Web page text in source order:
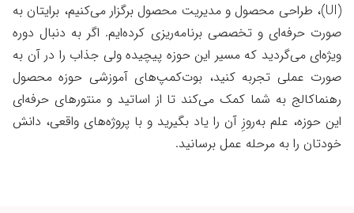
(UI)، طراحی محصول و مدیریت محصول برگزار می‌‌کنیم، برایتان به
صورت حرفه‌ای و تخصصی برنامه‌ریزی کرده‌ایم. اگر به دنبال دوره
ویژه‌ای می‌گردید که مسیر این حوزه پیچیده ولی جذاب را در آن به
صورت عملی تجربه کنید، بوت‌کمپ‌های آموزشی حوزه محصول
رهنماکالج به شما کمک می‌کند تا از اساتید و منتورهای حرفه‌ای
این حوزه، علم به‌روزِ آن را یاد بگیرید و با پروژه‌های واقعی، دانش
خودتان را به مرحله عمل برسانید.